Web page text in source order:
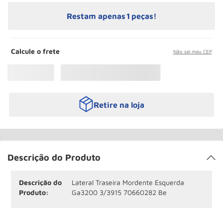
Restam apenas 1 peças!
Calcule o frete Não sei meu CEP
Retire na loja
Descrição do Produto
Descrição do
Produto:
Lateral Traseira Mordente Esquerda
Ga3200 3/3915 70660282 Be